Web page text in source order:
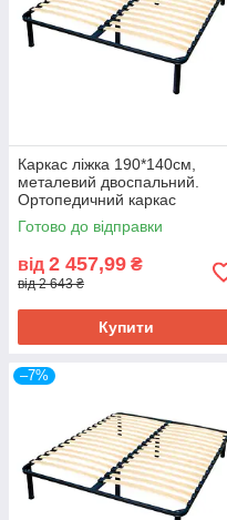
Каркас ліжка 190*140см,
металевий двоспальний.
Ортопедичний каркас
140*190см, з ніжками
Готово до відправки
від 2 457,99 ₴
від 2 643 ₴
Купити
–7%